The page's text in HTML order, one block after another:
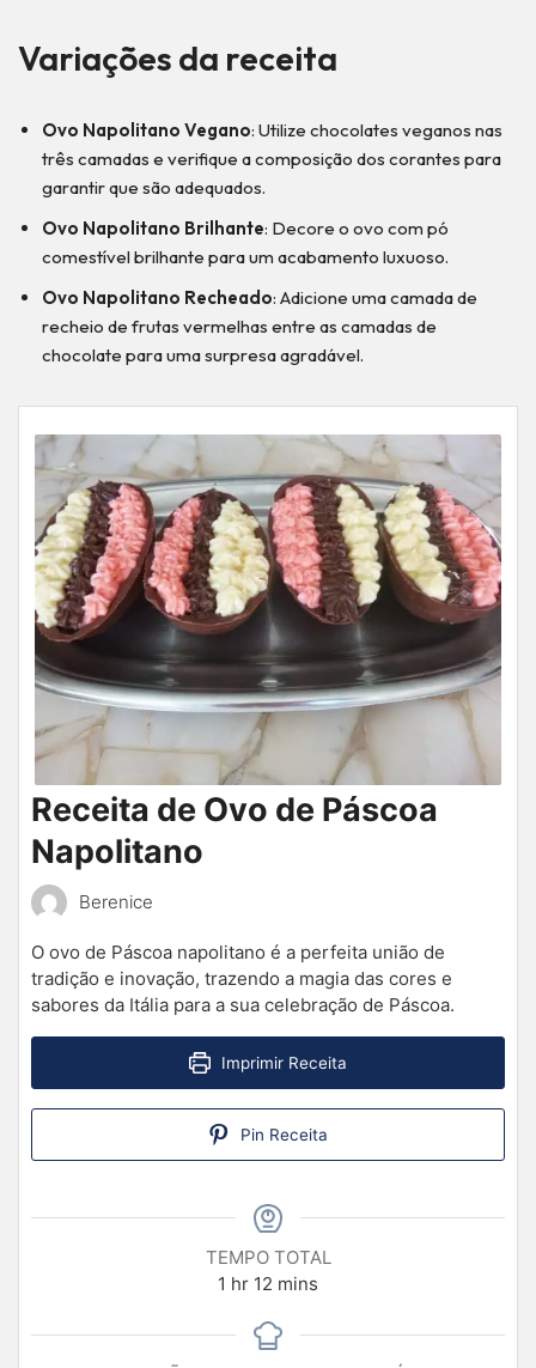
Variações da receita
Ovo Napolitano Vegano: Utilize chocolates veganos nas
três camadas e verifique a composição dos corantes para
garantir que são adequados.
Ovo Napolitano Brilhante: Decore o ovo com pó
comestível brilhante para um acabamento luxuoso.
Ovo Napolitano Recheado: Adicione uma camada de
recheio de frutas vermelhas entre as camadas de
chocolate para uma surpresa agradável.
Receita de Ovo de Páscoa
Napolitano
Berenice
O ovo de Páscoa napolitano é a perfeita união de
tradição e inovação, trazendo a magia das cores e
sabores da Itália para a sua celebração de Páscoa.
Imprimir Receita
Pin Receita
TEMPO TOTAL
1 hr 12 mins